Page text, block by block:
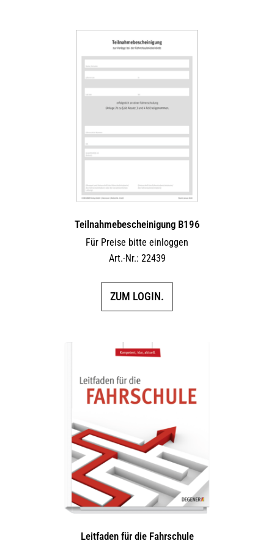
Teilnahmebescheinigung B196
Für Preise bitte einloggen
Art.-Nr.: 22439
ZUM LOGIN.
Leitfaden für die Fahrschule